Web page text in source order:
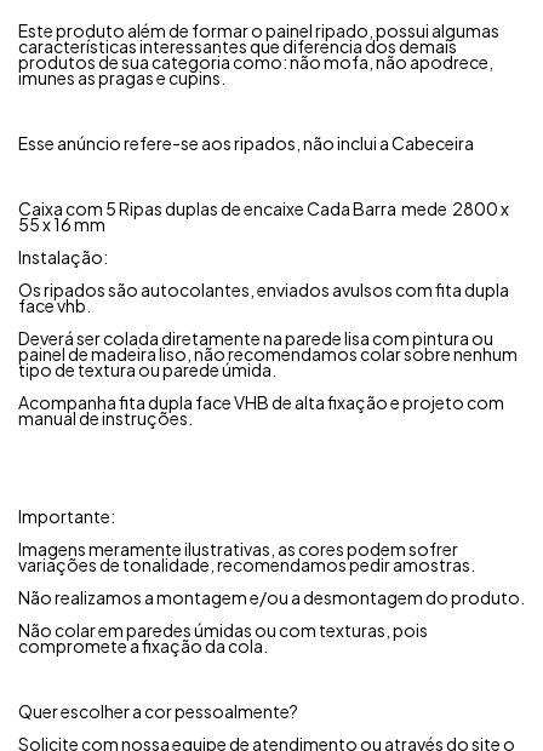
Este produto além de formar o painel ripado, possui algumas
características interessantes que diferencia dos demais
produtos de sua categoria como: não mofa, não apodrece,
imunes as pragas e cupins.
Esse anúncio refere-se aos ripados, não inclui a Cabeceira
Caixa com 5 Ripas duplas de encaixeCada Barra mede 2800 x
55 x 16 mm
Instalação:
Os ripados são autocolantes, enviados avulsos com fita dupla
face vhb.
Deverá ser colada diretamente na parede lisa com pintura ou
painel de madeira liso, não recomendamos colar sobre nenhum
tipo de textura ou parede úmida.
Acompanha fita dupla face VHB de alta fixação e projeto com
manual de instruções.
Importante:
Imagens meramente ilustrativas, as cores podem sofrer
variações de tonalidade, recomendamos pedir amostras.
Não realizamos a montagem e/ou a desmontagem do produto.
Não colar em paredes úmidas ou com texturas, pois
compromete a fixação da cola.
Quer escolher a cor pessoalmente?
Solicite com nossa equipe de atendimento ou através do site o